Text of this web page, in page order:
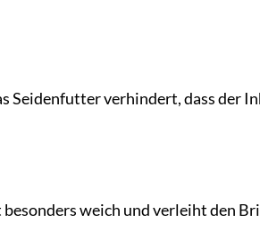
Seidenfutter verhindert, dass der
weich und verleiht den